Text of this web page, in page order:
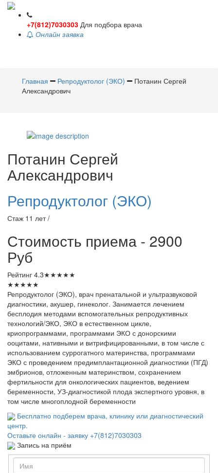
+7(812)7030303 Для подбора врача
Онлайн заявка
Главная
Репродуктолог (ЭКО)
Потанин Сергей
Александрович
Потанин Сергей
Александрович
Репродуктолог (ЭКО)
Стаж 11 лет /
Стоимость приема - 2900
Руб
Рейтинг 4.3★★★★★
★★★★★
Репродуктолог (ЭКО), врач пренатальной и ультразвуковой
диагностики, акушер, гинеколог. Занимается лечением
бесплодия методами вспомогательных репродуктивных
технологий/ЭКО, ЭКО в естественном цикле,
криопрограммами, программами ЭКО с донорскими
ооцитами, нативными и витрифицированными, в том числе с
использованием суррогатного материнства, программами
ЭКО с проведением предимплантационной диагностики (ПГД)
эмбрионов, отложенным материнством, сохранением
фертильности для онкологических пациентов, ведением
беременности, УЗ-диагностикой плода экспертного уровня, в
том числе многоплодной беременности
Бесплатно подберем врача, клинику или диагностический
центр.
Оставьте онлайн - заявку +7(812)7030303
Запись на приём